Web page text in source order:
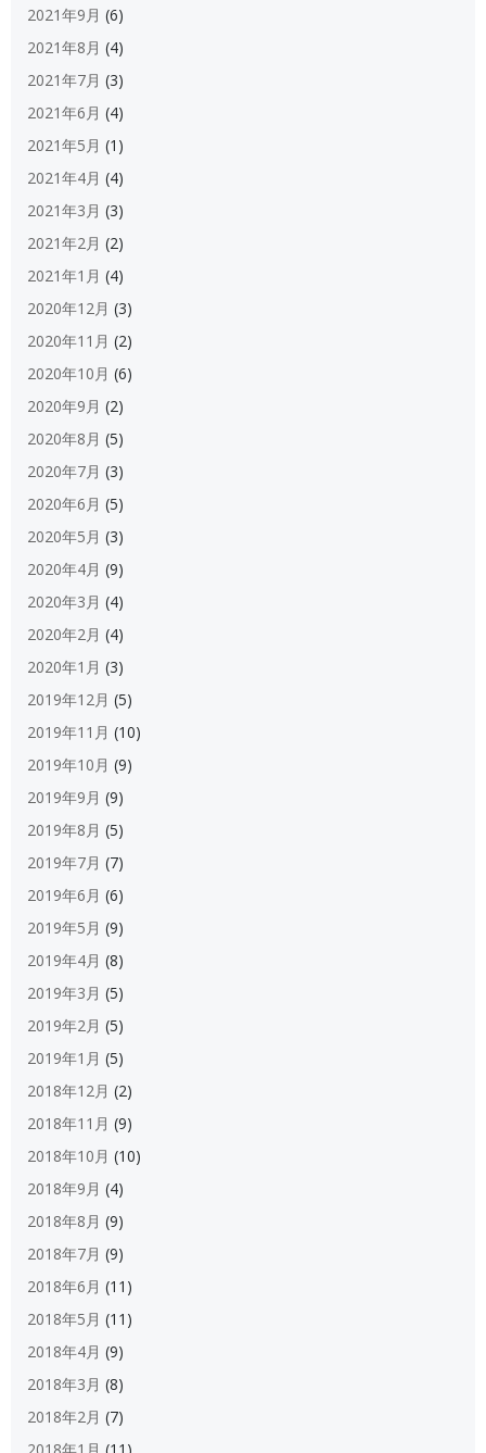
2021年9月 (6)
2021年8月 (4)
2021年7月 (3)
2021年6月 (4)
2021年5月 (1)
2021年4月 (4)
2021年3月 (3)
2021年2月 (2)
2021年1月 (4)
2020年12月 (3)
2020年11月 (2)
2020年10月 (6)
2020年9月 (2)
2020年8月 (5)
2020年7月 (3)
2020年6月 (5)
2020年5月 (3)
2020年4月 (9)
2020年3月 (4)
2020年2月 (4)
2020年1月 (3)
2019年12月 (5)
2019年11月 (10)
2019年10月 (9)
2019年9月 (9)
2019年8月 (5)
2019年7月 (7)
2019年6月 (6)
2019年5月 (9)
2019年4月 (8)
2019年3月 (5)
2019年2月 (5)
2019年1月 (5)
2018年12月 (2)
2018年11月 (9)
2018年10月 (10)
2018年9月 (4)
2018年8月 (9)
2018年7月 (9)
2018年6月 (11)
2018年5月 (11)
2018年4月 (9)
2018年3月 (8)
2018年2月 (7)